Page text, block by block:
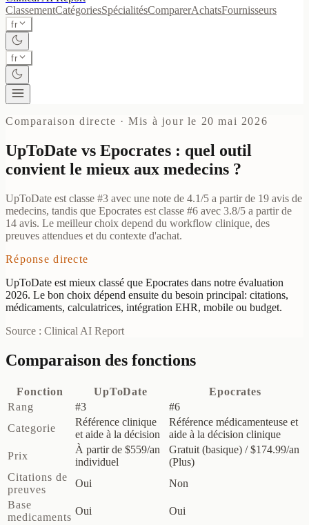
ClassementCatégoriesSpécialitésComparerAchatsFournisseurs
fr
fr
Comparaison directe ·Mis à jour le 20 mai 2026
UpToDate vs Epocrates : quel outil
convient le mieux aux medecins ?
UpToDate est classe #3 avec une note de 4.1/5 a partir de 19 avis de
medecins, tandis que Epocrates est classe #6 avec 3.8/5 a partir de
14 avis. Le meilleur choix depend du workflow clinique, des
preuves attendues et du contexte d'achat.
Réponse directe
UpToDate est mieux classé que Epocrates dans notre évaluation
2026. Le bon choix dépend ensuite du besoin principal: citations,
médicaments, calculatrices, intégration EHR, mobile ou budget.
Source : Clinical AI Report
Comparaison des fonctions
Fonction UpToDate
Epocrates
Rang
#3
#6
Categorie
Référence clinique
et aide à la décision
Référence médicamenteuse et
aide à la décision clinique
Prix
À partir de $559/an
individuel
Gratuit (basique) / $174.99/an
(Plus)
Citations de
preuves
Oui
Non
Base
medicaments
Oui
Oui